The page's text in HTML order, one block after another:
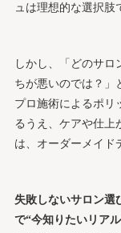
ュは理想的な選択肢
しかし、「どのサ
ちが悪いのでは？」
プロ施術によるポリ
るうえ、ケアや仕上
は、オーダーメイド
失敗しないサロン選
で“今知りたいリア